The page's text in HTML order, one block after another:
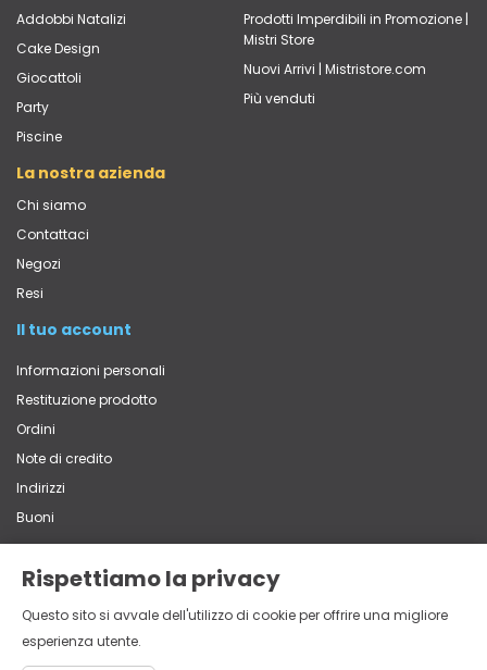
Rispettiamo la privacy
Questo sito si avvale dell'utilizzo di cookie per offrire una migliore
esperienza utente.
Addobbi Natalizi
Cake Design
Giocattoli
Party
Piscine
Prodotti Imperdibili in Promozione |
Mistri Store
Nuovi Arrivi | Mistristore.com
Più venduti
La nostra azienda
Chi siamo
Contattaci
Negozi
Resi
Il tuo account
Informazioni personali
Restituzione prodotto
Ordini
Note di credito
Indirizzi
Buoni
Via Vittorio Veneto, 65 - 22060 Carugo (CO)